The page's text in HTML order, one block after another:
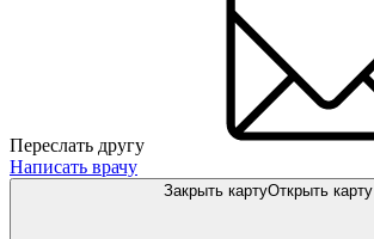
Переслать другу
Написать врачу
Закрыть картуОткрыть карту